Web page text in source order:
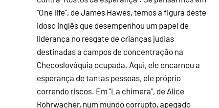
"One life", de James Hawes, temos a figura deste
idoso inglês que desempenhou um papel de
liderança no resgate de crianças judias
destinadas a campos de concentração na
Checoslováquia ocupada. Aqui, ele encarnou a
esperança de tantas pessoas, ele próprio
correndo riscos. Em "La chimera", de Alice
Rohrwacher, num mundo corrupto, apegado